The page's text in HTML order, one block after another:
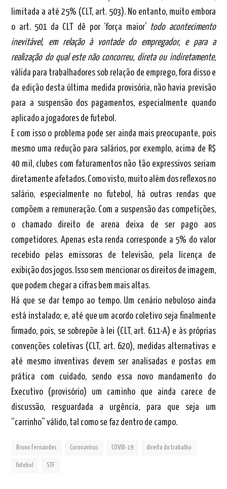
limitada a até 25% (CLT, art. 503). No entanto, muito embora
o art. 501 da CLT dê por ‘força maior’ todo acontecimento
inevitável, em relação à vontade do empregador, e para a
realização do qual este não concorreu, direta ou indiretamente,
válida para trabalhadores sob relação de emprego, fora disso e
da edição desta última medida provisória, não havia previsão
para a suspensão dos pagamentos, especialmente quando
aplicado a jogadores de futebol.
E com isso o problema pode ser ainda mais preocupante, pois
mesmo uma redução para salários, por exemplo, acima de R$
40 mil, clubes com faturamentos não tão expressivos seriam
diretamente afetados. Como visto, muito além dos reflexos no
salário, especialmente no futebol, há outras rendas que
compõem a remuneração. Com a suspensão das competições,
o chamado direito de arena deixa de ser pago aos
competidores. Apenas esta renda corresponde a 5% do valor
recebido pelas emissoras de televisão, pela licença de
exibição dos jogos. Isso sem mencionar os direitos de imagem,
que podem chegar a cifras bem mais altas.
Há que se dar tempo ao tempo. Um cenário nebuloso ainda
está instalado; e, até que um acordo coletivo seja finalmente
firmado, pois, se sobrepõe à lei (CLT, art. 611-A) e às próprias
convenções coletivas (CLT, art. 620), medidas alternativas e
até mesmo inventivas devem ser analisadas e postas em
prática com cuidado, sendo essa novo mandamento do
Executivo (provisório) um caminho que ainda carece de
discussão, resguardada a urgência, para que seja um
“carrinho” válido, tal como se faz dentro de campo.
Bruno Fernandes Coronavírus COVID-19 direito do trabalho
futebol STF